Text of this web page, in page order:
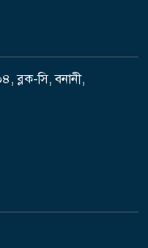
ব্লক-সি, বনানী,